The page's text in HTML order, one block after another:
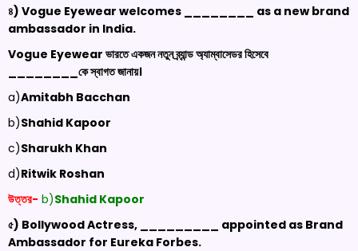
৪) Vogue Eyewear welcomes ________ as a new brand
ambassador in India.
Vogue Eyewear ভারতে একজন নতুন ব্র্যান্ড অ্যাম্বাসেডর হিসেবে
________কে স্বাগত জানায়।
a)Amitabh Bacchan
b)Shahid Kapoor
c)Sharukh Khan
d)Ritwik Roshan
উত্তর- b)Shahid Kapoor
৫) Bollywood Actress, _________ appointed as Brand
Ambassador for Eureka Forbes.